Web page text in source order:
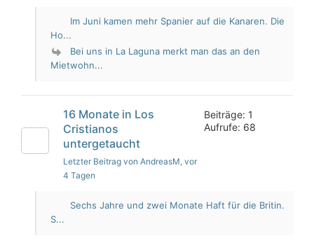
Im Juni kamen mehr Spanier auf die Kanaren. Die
Ho...
Bei uns in La Laguna merkt man das an den
Mietwohn...
16 Monate in Los
Cristianos
untergetaucht
Letzter Beitrag von AndreasM, vor
4 Tagen
Beiträge: 1
Aufrufe: 68
Sechs Jahre und zwei Monate Haft für die Britin.
S...